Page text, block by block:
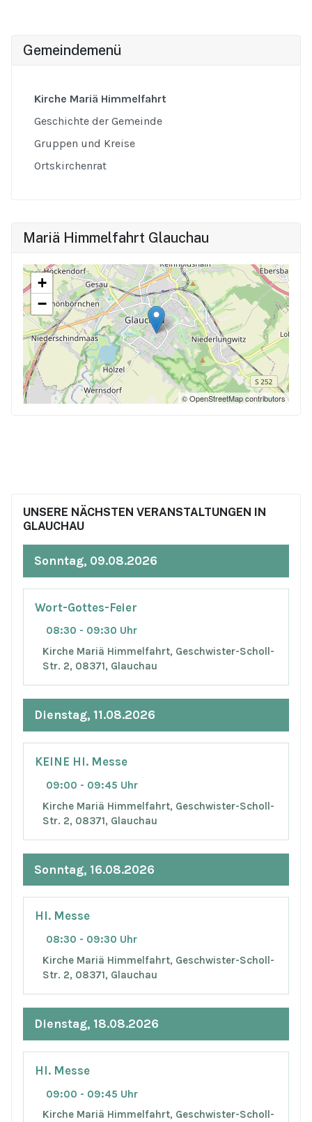
Gemeindemenü
Kirche Mariä Himmelfahrt
Geschichte der Gemeinde
Gruppen und Kreise
Ortskirchenrat
Mariä Himmelfahrt Glauchau
+
−
© OpenStreetMap contributors
UNSERE NÄCHSTEN VERANSTALTUNGEN IN
GLAUCHAU
Sonntag, 09.08.2026
Wort-Gottes-Feier
08:30 - 09:30 Uhr
Kirche Mariä Himmelfahrt, Geschwister-Scholl-
Str. 2, 08371, Glauchau
Dienstag, 11.08.2026
KEINE Hl. Messe
09:00 - 09:45 Uhr
Kirche Mariä Himmelfahrt, Geschwister-Scholl-
Str. 2, 08371, Glauchau
Sonntag, 16.08.2026
Hl. Messe
08:30 - 09:30 Uhr
Kirche Mariä Himmelfahrt, Geschwister-Scholl-
Str. 2, 08371, Glauchau
Dienstag, 18.08.2026
Hl. Messe
09:00 - 09:45 Uhr
Kirche Mariä Himmelfahrt, Geschwister-Scholl-